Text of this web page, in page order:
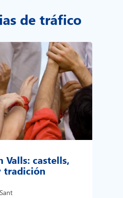
de tráfico
Valls: castells,
tradición